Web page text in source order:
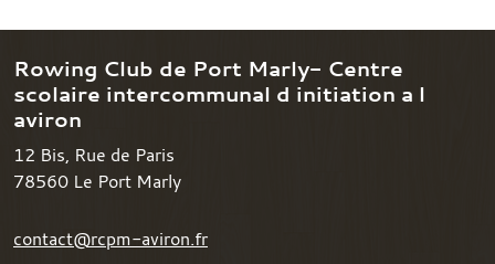
Rowing Club de Port Marly- Centre
scolaire intercommunal d initiation a l
aviron
12 Bis, Rue de Paris
78560 Le Port Marly
contact@rcpm-aviron.fr